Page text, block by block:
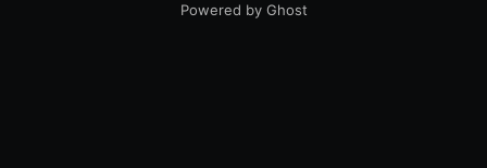
Powered by Ghost